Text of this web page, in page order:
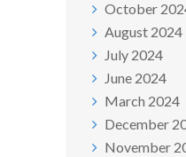
October
August 2024
July 2024
June 2024
March 2024
December
November